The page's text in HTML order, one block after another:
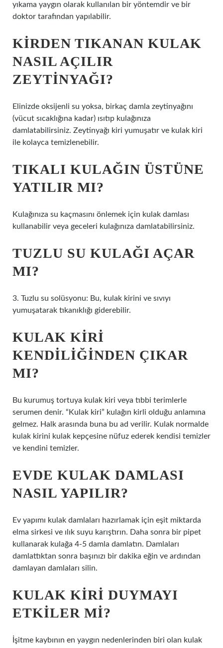
yıkama yaygın olarak kullanılan bir yöntemdir ve bir
doktor tarafından yapılabilir.
KIRDEN TIKANAN KULAK
NASIL AÇILIR
ZEYTINYAĞI?
Elinizde oksijenli su yoksa, birkaç damla zeytinyağını
(vücut sıcaklığına kadar) ısıtıp kulağınıza
damlatabilirsiniz. Zeytinyağı kiri yumuşatır ve kulak kiri
ile kolayca temizlenebilir.
TIKALI KULAĞIN ÜSTÜNE
YATILIR MI?
Kulağınıza su kaçmasını önlemek için kulak damlası
kullanabilir veya geceleri kulağınıza damlatabilirsiniz.
TUZLU SU KULAĞI AÇAR
MI?
3. Tuzlu su solüsyonu: Bu, kulak kirini ve sıvıyı
yumuşatarak tıkanıklığı giderebilir.
KULAK KIRI
KENDILIĞINDEN ÇIKAR
MI?
Bu kurumuş tortuya kulak kiri veya tıbbi terimlerle
serumen denir. “Kulak kiri” kulağın kirli olduğu anlamına
gelmez. Halk arasında buna bu ad verilir. Kulak normalde
kulak kirini kulak kepçesine nüfuz ederek kendisi temizler
ve kendini temizler.
EVDE KULAK DAMLASI
NASIL YAPILIR?
Ev yapımı kulak damlaları hazırlamak için eşit miktarda
elma sirkesi ve ılık suyu karıştırın. Daha sonra bir pipet
kullanarak kulağa 4-5 damla damlatın. Damlaları
damlattıktan sonra başınızı bir dakika eğin ve ardından
damlayan damlaları silin.
KULAK KIRI DUYMAYI
ETKILER MI?
İşitme kaybının en yaygın nedenlerinden biri olan kulak